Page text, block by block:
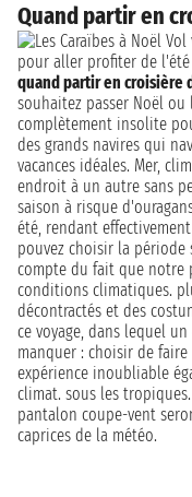
Quand partir en
Vol
pour aller profiter de l'été
quand partir en croisière
souhaitez passer Noël
complètement insolite
des grands navires qui
vacances idéales. Mer,
endroit à un autre sans
saison à risque
été, rendant
pouvez choisir la
compte du fait que notre
conditions climatiques.
décontractés et des
ce voyage, dans lequel
manquer : choisir de
expérience inoubliable
climat. sous les
pantalon coupe-vent
caprices de la météo.